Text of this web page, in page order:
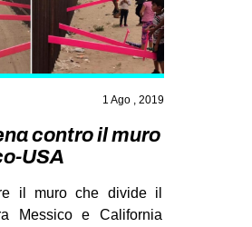
FREESTYLE
LAMBRETTA
ZAM
MOBILITAZIONI
1 Ago , 2019
contro il muro
USA
il muro che divide il
Messico e California